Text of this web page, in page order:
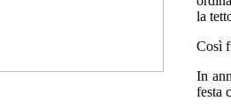
la
Così
In
festa